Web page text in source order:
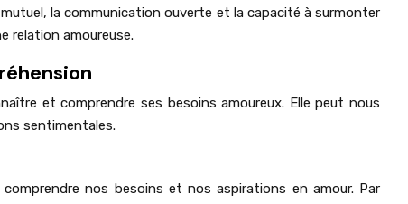
la communication ouverte et la capacité à surmonter
relation amoureuse.
et comprendre ses besoins amoureux. Elle peut nous
sentimentales.
nos besoins et nos aspirations en amour. Par